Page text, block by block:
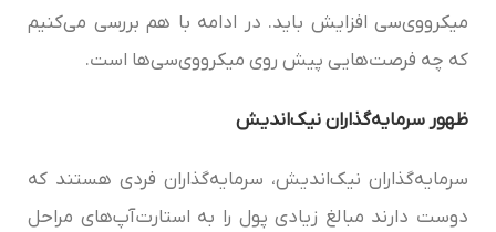
میکرو‌وی‌سی افزایش باید. در ادامه با هم بررسی می‌کنیم
که چه فرصت‌هایی پیش روی میکرو‌وی‌سی‌‌ها است.
ظهور سرمایه‌گذاران نیک‌اندیش
سرمایه‌گذاران نیک‌اندیش، سرمایه‌گذاران فردی هستند که
دوست دارند مبالغ زیادی پول را به استارت‌آپ‌های مراحل